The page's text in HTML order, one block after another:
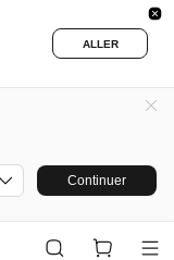
ALLER
Continuer